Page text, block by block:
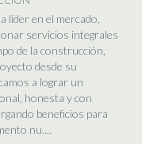
líder en el mercado,
servicios integrales
de la construcción,
desde su
a lograr un
honesta y con
beneficios para
nu....